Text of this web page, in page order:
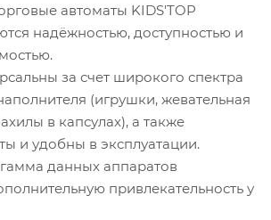
автоматы KIDS'TOP
надёжностью, доступностью и
за счет широкого спектра
(игрушки, жевательная
в капсулах), а также
и удобны в эксплуатации.
данных аппаратов
привлекательность у